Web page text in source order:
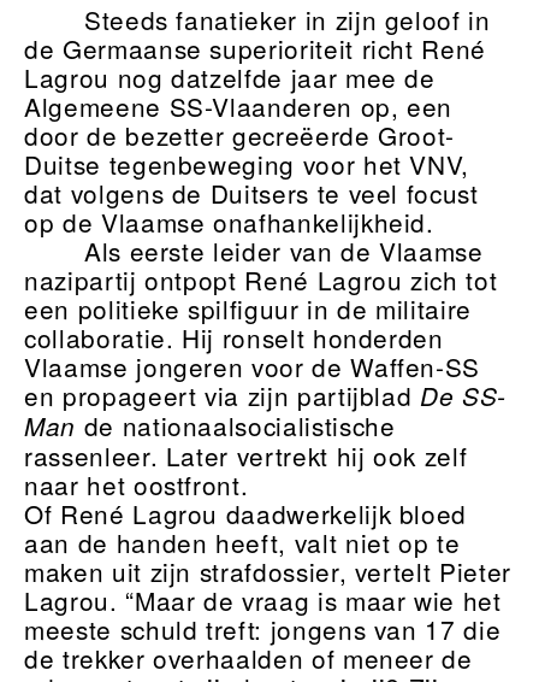
Steeds fanatieker in zijn geloof in
de Germaanse superioriteit richt René
Lagrou nog datzelfde jaar mee de
Algemeene SS-Vlaanderen op, een
door de bezetter gecreëerde Groot-
Duitse tegenbeweging voor het VNV,
dat volgens de Duitsers te veel focust
op de Vlaamse onafhankelijkheid.
Als eerste leider van de Vlaamse
nazipartij ontpopt René Lagrou zich tot
een politieke spilfiguur in de militaire
collaboratie. Hij ronselt honderden
Vlaamse jongeren voor de Waffen-SS
en propageert via zijn partijbladDe SS-
Man de nationaalsocialistische
rassenleer. Later vertrekt hij ook zelf
naar het oostfront.
Of René Lagrou daadwerkelijk bloed
aan de handen heeft, valt niet op te
maken uit zijn strafdossier, vertelt Pieter
Lagrou. “Maar de vraag is maar wie het
meeste schuld treft: jongens van 17 die
de trekker overhaalden of meneer de